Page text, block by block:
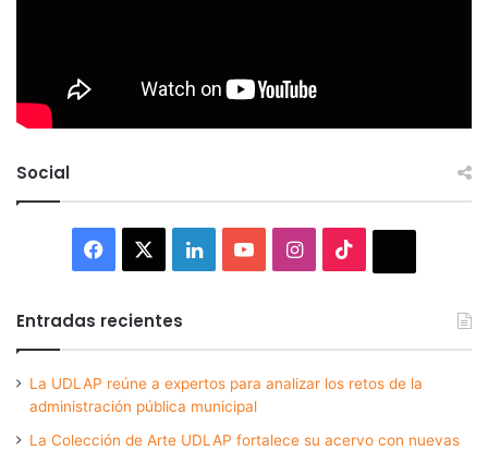
Social
Facebook LinkedInYouTubeInstagram
Entradas recientes
La UDLAP reúne a expertos para analizar los retos de la
administración pública municipal
La Colección de Arte UDLAP fortalece su acervo con nuevas